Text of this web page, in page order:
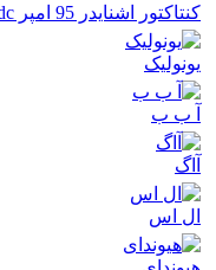
کنتاکتور اشنایدر 95 امپر dc
یونولیک
آ ب ب
آاگ
ال اس